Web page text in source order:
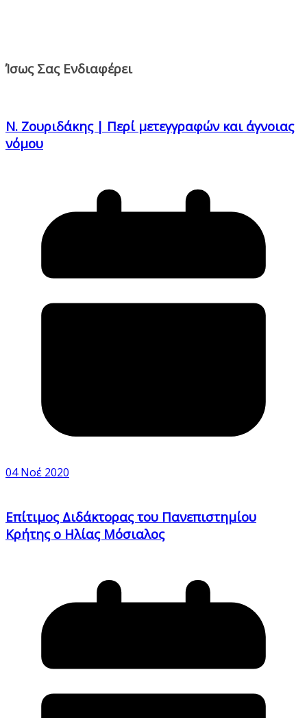
Ίσως Σας Ενδιαφέρει
Ν. Ζουριδάκης | Περί μετεγγραφών και άγνοιας
νόμου
04 Νοέ 2020
Επίτιμος Διδάκτορας του Πανεπιστημίου
Κρήτης ο Ηλίας Μόσιαλος